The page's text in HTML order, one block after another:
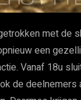
met de
een
Vanaf 18u
de